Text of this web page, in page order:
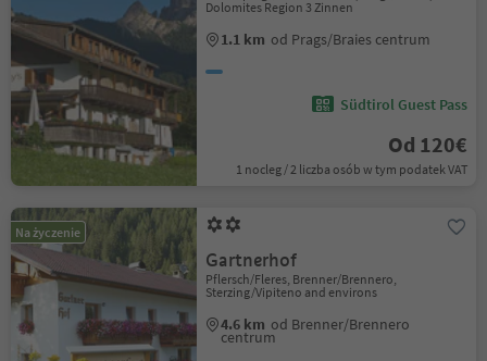
Dolomites Region 3 Zinnen
1.1 km od Prags/Braies centrum
Südtirol Guest Pass
Od 120€
1 nocleg / 2 liczba osób w tym podatek VAT
Na życzenie
Gartnerhof
Pflersch/Fleres, Brenner/Brennero,
Sterzing/Vipiteno and environs
4.6 km od Brenner/Brennero
centrum